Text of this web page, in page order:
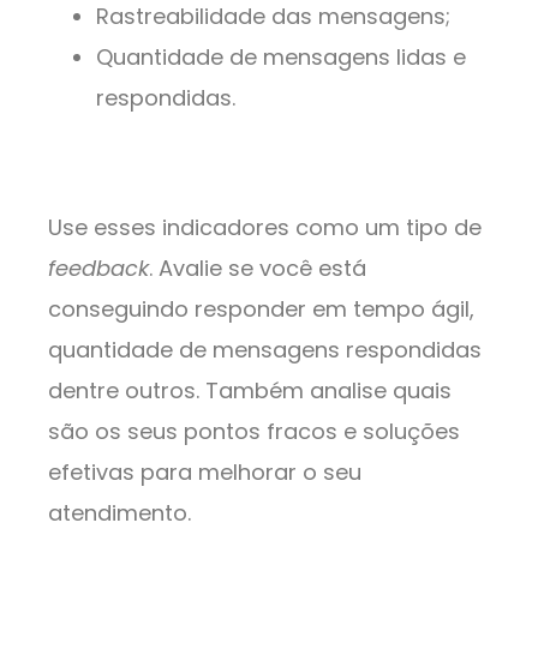
Rastreabilidade das mensagens;
Quantidade de mensagens lidas e
respondidas.
Use esses indicadores como um tipo de
feedback. Avalie se você está
conseguindo responder em tempo ágil,
quantidade de mensagens respondidas
dentre outros. Também analise quais
são os seus pontos fracos e soluções
efetivas para melhorar o seu
atendimento.